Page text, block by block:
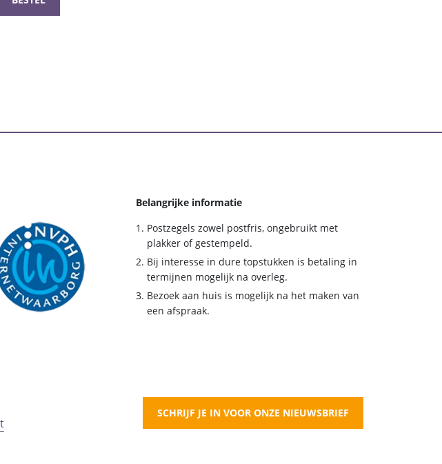
Belangrijke informatie
Postzegels zowel postfris, ongebruikt met
plakker of gestempeld.
Bij interesse in dure topstukken is betaling in
termijnen mogelijk na overleg.
Bezoek aan huis is mogelijk na het maken van
een afspraak.
SCHRIJF JE IN VOOR ONZE NIEUWSBRIEF